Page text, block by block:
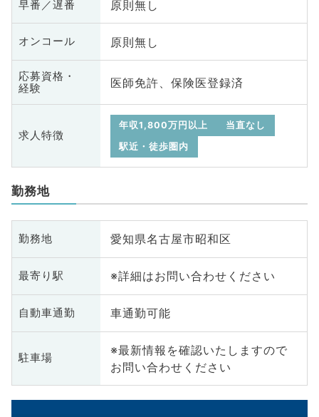
早番／遅番 原則無し
オンコール 原則無し
応募資格・
経験
医師免許、保険医登録済
求人特徴
年収1,800万円以上
当直なし
駅近・徒歩圏内
勤務地
勤務地 愛知県名古屋市昭和区
最寄り駅 ※詳細はお問い合わせください
自動車通勤 車通勤可能
駐車場
※最新情報を確認いたしますので
お問い合わせください